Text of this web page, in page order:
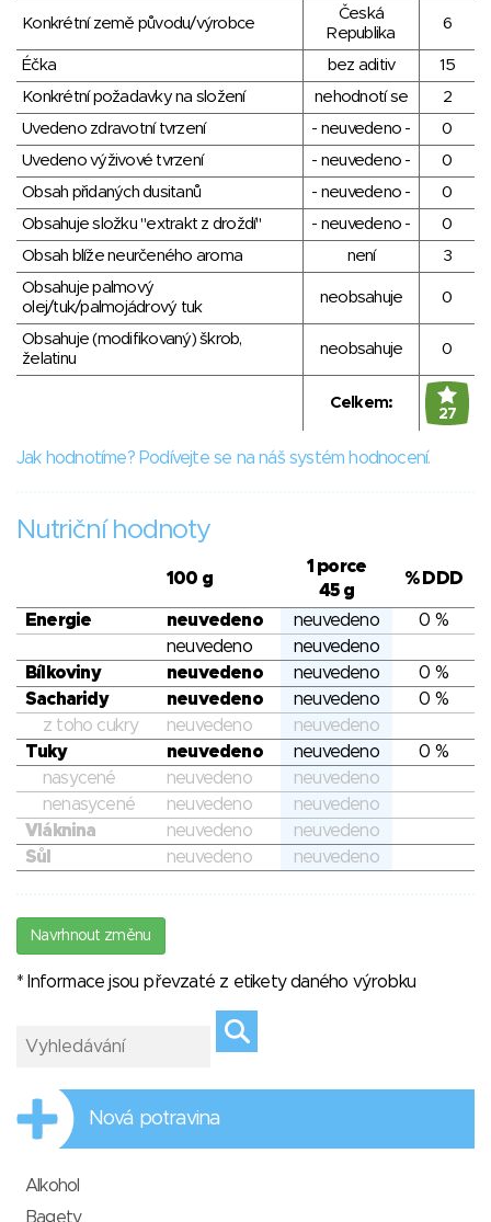
Konkrétní země původu/výrobce
Česká
Republika
6
Éčka bez aditiv
15
Konkrétní požadavky na složení
nehodnotí se
2
Uvedeno zdravotní tvrzení
- neuvedeno -
0
Uvedeno výživové tvrzení
- neuvedeno -
0
Obsah přidaných dusitanů
- neuvedeno -
0
Obsahuje složku "extrakt z droždí"
- neuvedeno -
0
Obsah blíže neurčeného aroma
není
3
Obsahuje palmový
olej/tuk/palmojádrový tuk
neobsahuje 0
Obsahuje (modifikovaný) škrob,
želatinu
neobsahuje 0
Celkem:
27
Jak hodnotíme? Podívejte se na náš systém hodnocení.
Nutriční hodnoty
100 g
1 porce
45 g
% DDD
Energie neuvedeno neuvedeno
0 %
neuvedeno
neuvedeno
Bílkoviny
neuvedeno neuvedeno
0 %
Sacharidy
neuvedeno neuvedeno
0 %
z toho cukry
neuvedeno
neuvedeno
Tuky
neuvedeno neuvedeno
0 %
nasycené
neuvedeno
neuvedeno
nenasycené
neuvedeno
neuvedeno
Vláknina
neuvedeno
neuvedeno
Sůl
neuvedeno neuvedeno
Navrhnout změnu
* Informace jsou převzaté z etikety daného výrobku
Nová potravina
Alkohol
Bagety